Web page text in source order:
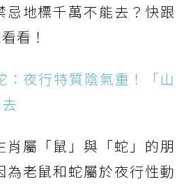
忌地標千萬不能去？快跟
看！
：夜行特質陰氣重！「山
肖屬「鼠」與「蛇」的朋
為老鼠和蛇屬於夜行性動